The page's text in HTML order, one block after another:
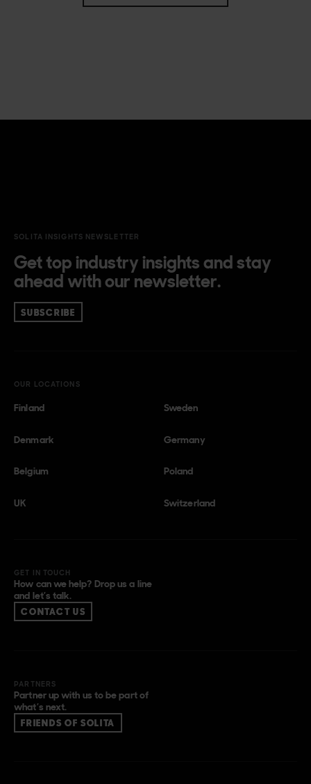
SOLITA INSIGHTS NEWSLETTER
Get top industry insights and stay
ahead with our newsletter.
SUBSCRIBE
OUR LOCATIONS
Finland Sweden
Denmark Germany
Belgium Poland
UK Switzerland
GET IN TOUCH
How can we help? Drop us a line
and let’s talk.
CONTACT US
PARTNERS
Partner up with us to be part of
what’s next.
FRIENDS OF SOLITA